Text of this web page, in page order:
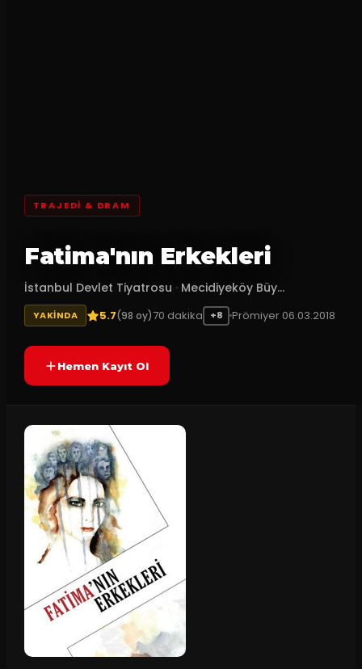
TRAJEDI & DRAM
Fatima'nın Erkekleri
İstanbul Devlet Tiyatrosu · Mecidiyeköy Büy...
YAKINDA 5.7(98 oy)70 dakika +8 Prömiyer 06.03.2018
Hemen Kayıt Ol